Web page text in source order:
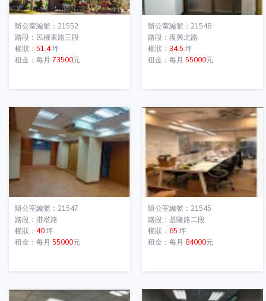
辦公室編號：21552
路段：民權東路三段
權狀： 51.4坪
租金：每月 73500元
辦公室編號：21548
路段：復興北路
權狀： 34.5 坪
租金：每月 55000元
辦公室編號：21547
路段：港墘路
權狀： 40坪
租金：每月 55000元
辦公室編號：21545
路段：基隆路二段
權狀： 65 坪
租金：每月 84000元